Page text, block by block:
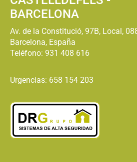
BARCELONA
Av. de la Constitució, 97B, Local,
Barcelona, España
Teléfono: 931 408 616
Urgencias: 658 154 203